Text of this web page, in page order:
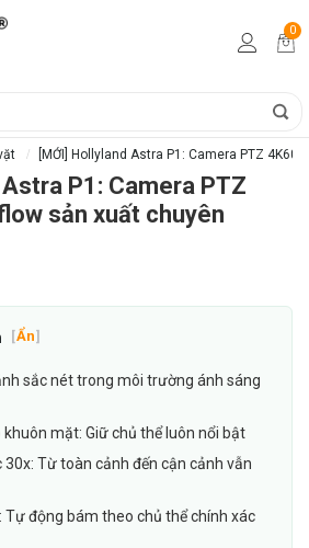
0
[MỚI] Hollyland Astra P1: Camera PTZ
P1: Camera PTZ
sản xuất chuyên
[Ẩn]
sắc nét trong môi trường ánh sáng
mặt: Giữ chủ thể luôn nổi bật
Từ toàn cảnh đến cận cảnh vẫn
Tự động bám theo chủ thể chính xác